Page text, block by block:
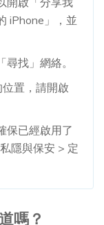
iPhone」，並
找」網絡。
置，請開啟
保已經啟用了
隱與保安 > 定
嗎？